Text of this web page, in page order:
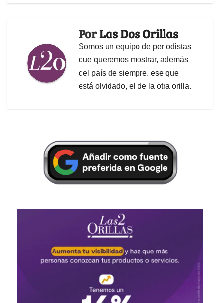
PorLas Dos Orillas
Somos un equipo de periodistas
que queremos mostrar, además
del país de siempre, ese que
está olvidado, el de la otra orilla.